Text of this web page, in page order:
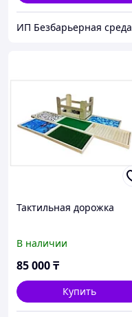
ИП Безбарьерная среда
Тактильная дорожка
В наличии
85 000₸
Купить